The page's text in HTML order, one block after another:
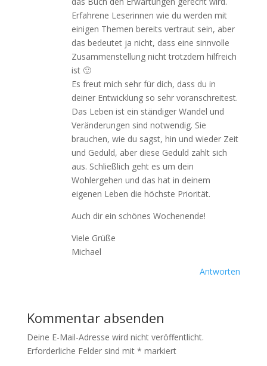
Erfahrene Leserinnen wie du werden mit
einigen Themen bereits vertraut sein, aber
das bedeutet ja nicht, dass eine sinnvolle
Zusammenstellung nicht trotzdem hilfreich
ist 🙂
Es freut mich sehr für dich, dass du in
deiner Entwicklung so sehr voranschreitest.
Das Leben ist ein ständiger Wandel und
Veränderungen sind notwendig. Sie
brauchen, wie du sagst, hin und wieder Zeit
und Geduld, aber diese Geduld zahlt sich
aus. Schließlich geht es um dein
Wohlergehen und das hat in deinem
eigenen Leben die höchste Priorität.
Auch dir ein schönes Wochenende!
Viele Grüße
Michael
Antworten
Kommentar absenden
Deine E-Mail-Adresse wird nicht veröffentlicht.
Erforderliche Felder sind mit * markiert